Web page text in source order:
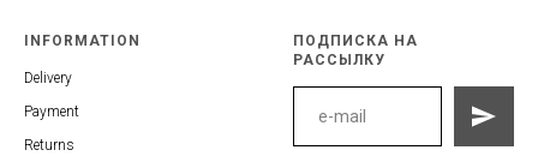
INFORMATION
Delivery
Payment
Returns
ПОДПИСКА НА
РАССЫЛКУ